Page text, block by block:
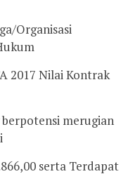
Organisasi
2017 Nilai Kontrak
merugian
serta Terdapat